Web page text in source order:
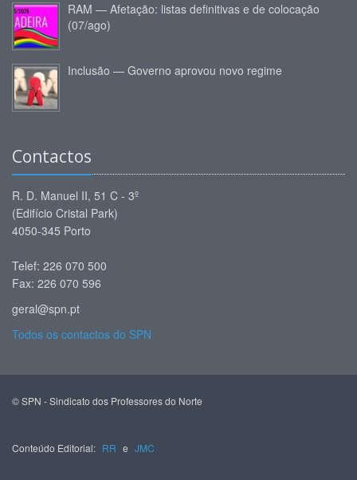
RAM — Afetação: listas definitivas e de colocação
(07/ago)
Inclusão — Governo aprovou novo regime
Contactos
R. D. Manuel II, 51 C - 3º
(Edifício Cristal Park)
4050-345 Porto
Telef: 226 070 500
Fax: 226 070 596
geral@spn.pt
Todos os contactos do SPN
© SPN - Sindicato dos Professores do Norte
Conteúdo Editorial: RR e JMC